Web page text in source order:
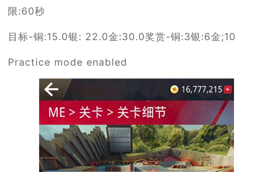
限:60秒
目标-铜:15.0银: 22.0金:30.0奖赏-铜:3银:6金;10
Practice mode enabled